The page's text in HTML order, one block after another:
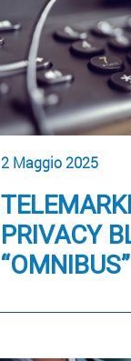
2 Maggio 2025
PRIVACY
“OMNIBUS”